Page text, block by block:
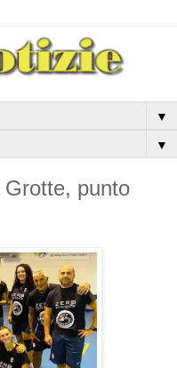
▼
▼
punto